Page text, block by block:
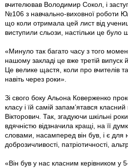
вчителював Володимир Сокол, і
№106 з навчально-виховної роботи
що коли отримала цей лист від
виступили сльози, настільки це було
«Минуло так багато часу з того
нашому закладі це вже третій випуск
Це велике щастя, коли про вчителів
навіть через роки».
Зі свого боку Альона Коверженко
класу і їй самій запам’ятався
Вікторович. Так, згадуючи шкільні
вдячністю відзначила кращі, на її
словами, насамперед він був, і є для
доброзичливості, патріотичності,
«Він був у нас класним керівником у